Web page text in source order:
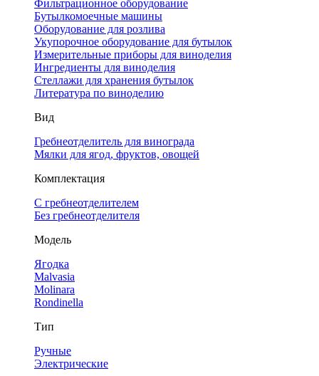
Фильтрационное оборудование
Бутылкомоечные машины
Оборудование для розлива
Укупорочное оборудование для бутылок
Измерительные приборы для виноделия
Ингредиенты для виноделия
Стеллажи для хранения бутылок
Литература по виноделию
Вид
Гребнеотделитель для винограда
Мялки для ягод, фруктов, овощей
Комплектация
С гребнеотделителем
Без гребнеотделителя
Модель
Ягодка
Malvasia
Molinara
Rondinella
Тип
Ручные
Электрические